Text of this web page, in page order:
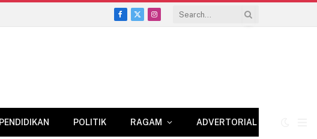
Facebook
X
Instagram
PENDIDIKAN POLITIK RAGAM ADVERTORIAL